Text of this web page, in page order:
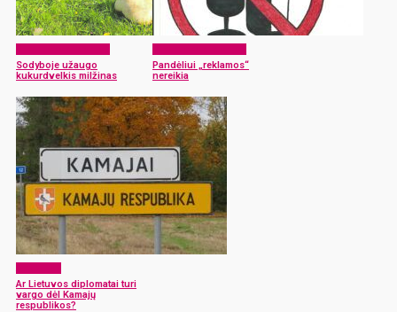
Sodyboje užaugo
kukurdvelkis milžinas
Pandėliui „reklamos“
nereikia
Ar Lietuvos diplomatai turi
vargo dėl Kamajų
respublikos?